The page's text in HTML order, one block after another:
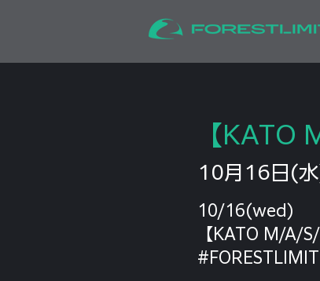
【KATO
10月16日(
10/16(wed)
【KATO M/A/
#FORESTLIMIT